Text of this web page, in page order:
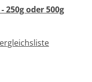
250g oder 500g